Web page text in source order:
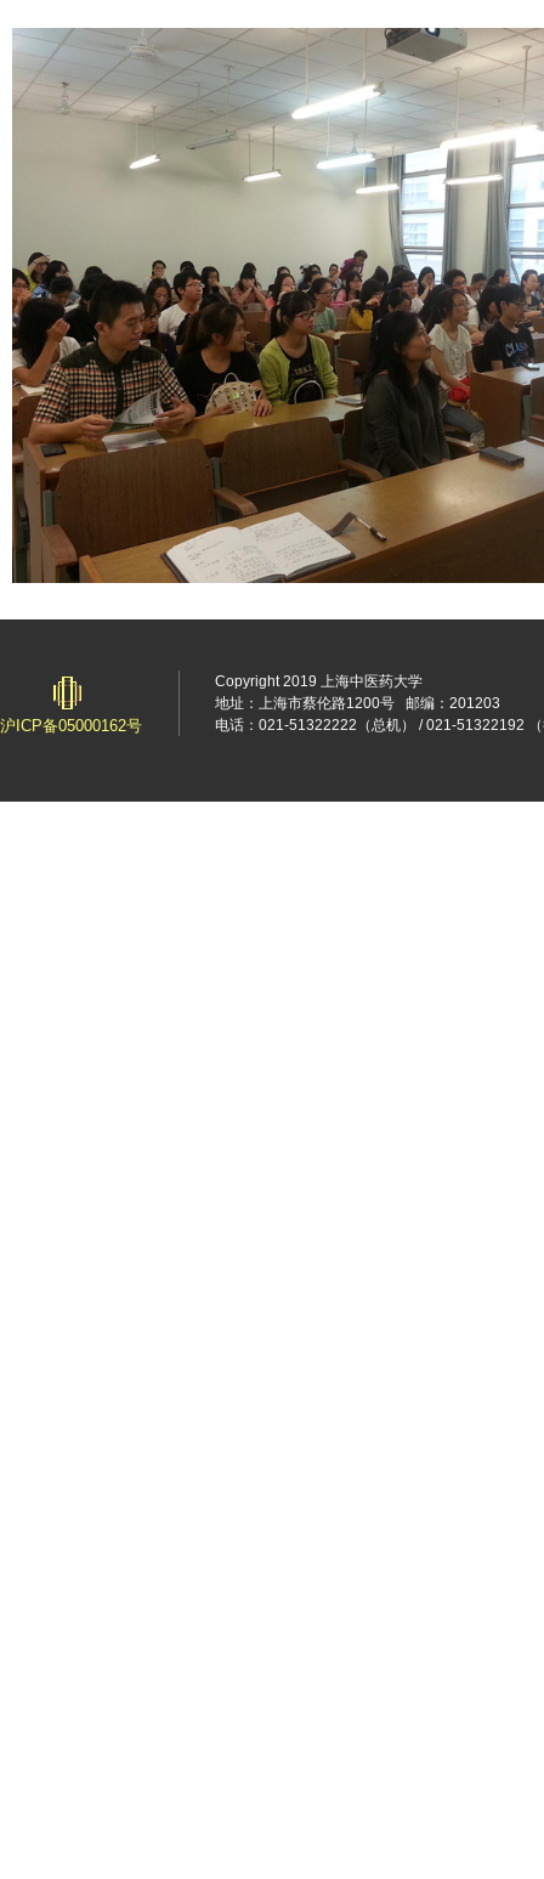
沪ICP备05000162号
Copyright 2019 上海中医药大学
地址：上海市蔡伦路1200号
邮编：201203
电话：021-51322222（总机） / 021-51322192